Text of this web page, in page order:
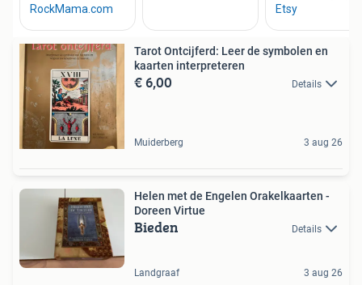
Tarot Ontcijferd: Leer de symbolen en
kaarten interpreteren
€ 6,00 Details
Muiderberg 3 aug 26
Helen met de Engelen Orakelkaarten -
Doreen Virtue
Bieden Details
Landgraaf 3 aug 26